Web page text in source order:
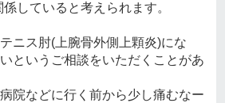
していると考えられます。
ニス肘(上腕骨外側上顆炎)にな
というご相談をいただくことがあ
院などに行く前から少し痛むなー